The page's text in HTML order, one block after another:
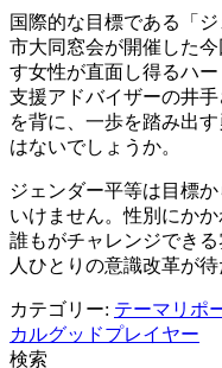
2022年10月
2022年9月
2022年8月
2022年7月
2022年6月
2022年5月
2022年3月
2022年2月
2022年1月
2021年12月
2021年11月
2021年10月
2021年9月